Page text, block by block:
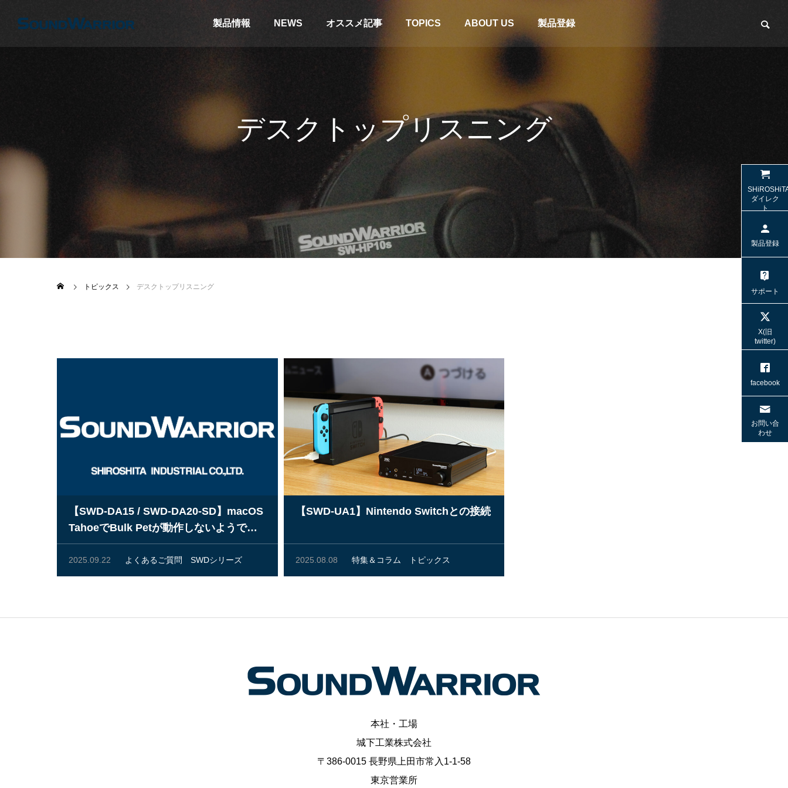
製品情報 NEWS オススメ記事 TOPICS ABOUT US 製品登録
【SW-W1】薄型サブウーファーで構築
特集＆コラム
【ヘッドセット】SW-H1・SW-HW1・
SW-NS1比較。「お気に入り」を見つ
特集＆コラム
【SWD-TV1】テレビとの接続（光デジ
タル/OPT）
特集＆コラム
【SW-HS10 / SW-TR2】名機SW-HP10
sの「極上の音」を受け継ぐヘッドセッ
ト
特集＆コラム
【SW-W1
する2.1ch
特集＆コラ
デスクトップリスニング
トピックス デスクトップリスニング
【SWD-DA15 / SWD-DA20-SD】macOS
TahoeでBulk Petが動作しないようです
が。
2025.09.22 よくあるご質問 SWDシリーズ
【SWD-UA1】Nintendo Switchとの接続
2025.08.08 特集＆コラム トピックス
本社・工場
城下工業株式会社
〒386-0015 長野県上田市常入1-1-58
東京営業所
ダイレク
ト
製品登録
サポート
X(旧
twitter)
facebook
お問い合
わせ